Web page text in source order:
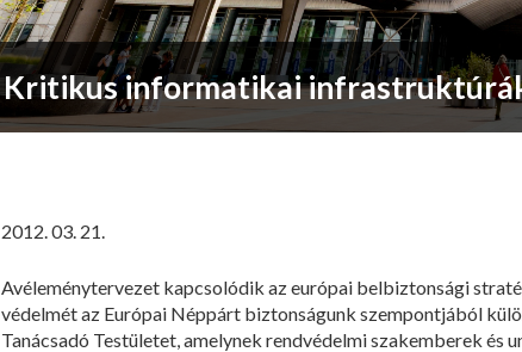
Kritikus informatikai
2012. 03. 21.
Avéleménytervezet kapcsolódik az európai belbiztonsági
védelmét az Európai Néppárt biztonságunk szempontjából
Tanácsadó Testületet, amelynek rendvédelmi szakemberek